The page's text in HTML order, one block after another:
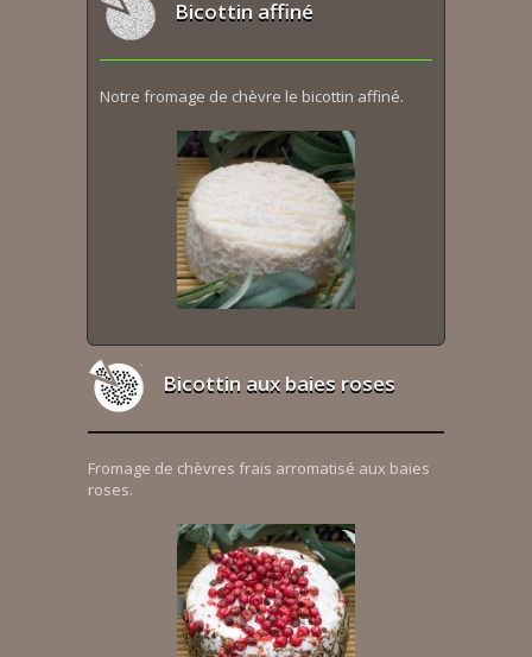
Bicottin affiné
Notre fromage de chèvre le bicottin affiné.
Bicottin aux baies roses
Fromage de chèvres frais arromatisé aux baies
roses.